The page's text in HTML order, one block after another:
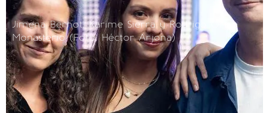
Jimena Bernot, Karime Sierra y Rodrigo Ortiz
Monasterio (Foto: Héctor Arjona)